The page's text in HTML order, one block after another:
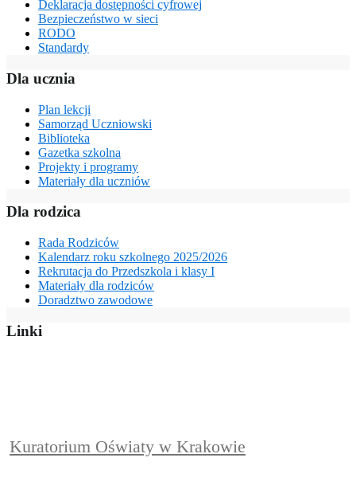
Deklaracja dostępności cyfrowej
Bezpieczeństwo w sieci
RODO
Standardy
Dla ucznia
Plan lekcji
Samorząd Uczniowski
Biblioteka
Gazetka szkolna
Projekty i programy
Materiały dla uczniów
Dla rodzica
Rada Rodziców
Kalendarz roku szkolnego 2025/2026
Rekrutacja do Przedszkola i klasy I
Materiały dla rodziców
Doradztwo zawodowe
Linki
Kuratorium Oświaty w Krakowie